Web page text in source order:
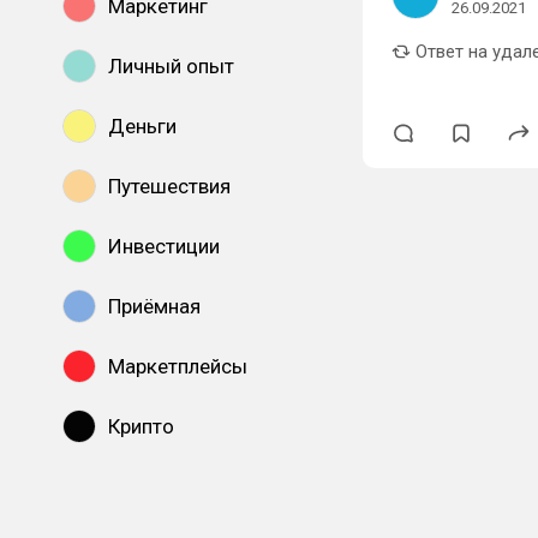
Маркетинг
Личный опыт
Деньги
Путешествия
Инвестиции
Приёмная
Маркетплейсы
Крипто
26.09.2021
Ответ на